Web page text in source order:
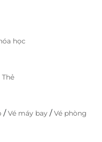
học
/Vé máy bay /Vé phòng